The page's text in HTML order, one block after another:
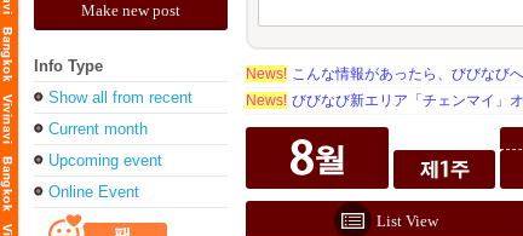
Make new post
Info Type
Show all from recent
Current month
Upcoming event
Online Event
News! こんな情報があったら、びびなび
News! びびなび新エリア「チェンマイ」オ
List View